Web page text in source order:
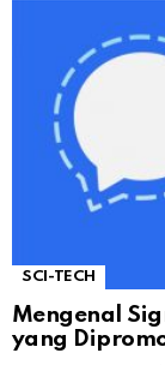
SCI-TECH
Mengenal
yang